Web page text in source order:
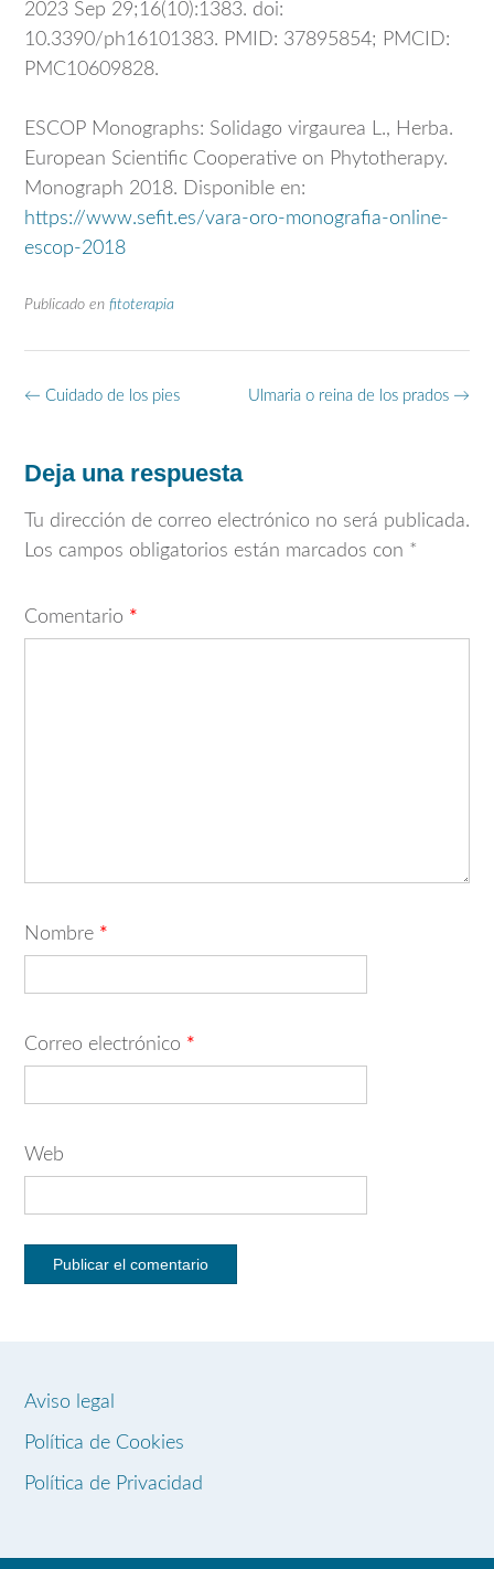
2023 Sep 29;16(10):1383. doi:
10.3390/ph16101383. PMID: 37895854; PMCID:
PMC10609828.
ESCOP Monographs: Solidago virgaurea L., Herba.
European Scientific Cooperative on Phytotherapy.
Monograph 2018. Disponible en:
https://www.sefit.es/vara-oro-monografia-online-
escop-2018
Publicado en fitoterapia
Navegación
Ulmaria o reina de los prados →
← Cuidado de los pies
Deja una respuesta
Tu dirección de correo electrónico no será publicada.
Los campos obligatorios están marcados con *
Comentario *
Nombre *
Correo electrónico *
Web
Aviso legal
Política de Cookies
Política de Privacidad